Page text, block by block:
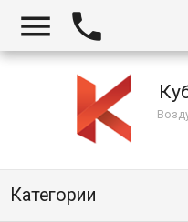
 
Категории